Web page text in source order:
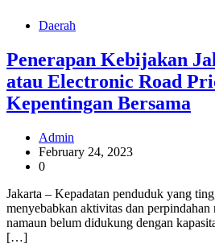
Daerah
Penerapan Kebijakan
atau Electronic Road
Kepentingan Bersama
Admin
February 24, 2023
0
Jakarta – Kepadatan penduduk yang
menyebabkan aktivitas dan perpindahan
namaun belum didukung dengan
[…]